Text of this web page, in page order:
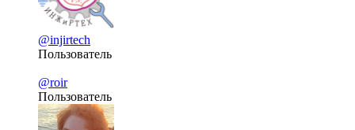
@injirtech
Пользователь
@roir
Пользователь